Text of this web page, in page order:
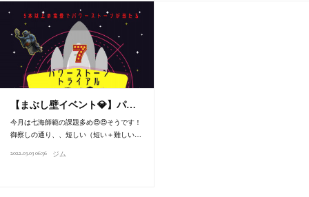
【まぶし壁イベント💎】パ…
今月は七海師範の課題多め😍😍そうです！
御察しの通り、、短しい（短い＋難しい…
2022.03.03 06:56 ジム